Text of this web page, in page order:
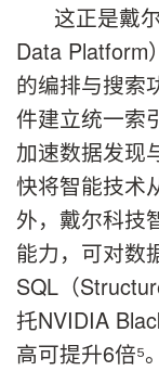
这正是戴
Data Platform
的编排与搜索
件建立统一索
加速数据发现
快将智能技术
外，戴尔科技
能力，可对数
SQL（
托NVIDIA
高可提升6倍⁵。